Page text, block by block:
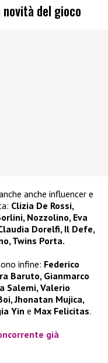
del gioco
anche influencer e
Clizia De Rossi,
Nozzolino, Eva
Dorelfi, Il Defe,
Twins Porta.
infine: Federico
Baruto, Gianmarco
Salemi, Valerio
Jhonatan Mujica,
Yin e Max Felicitas.
già